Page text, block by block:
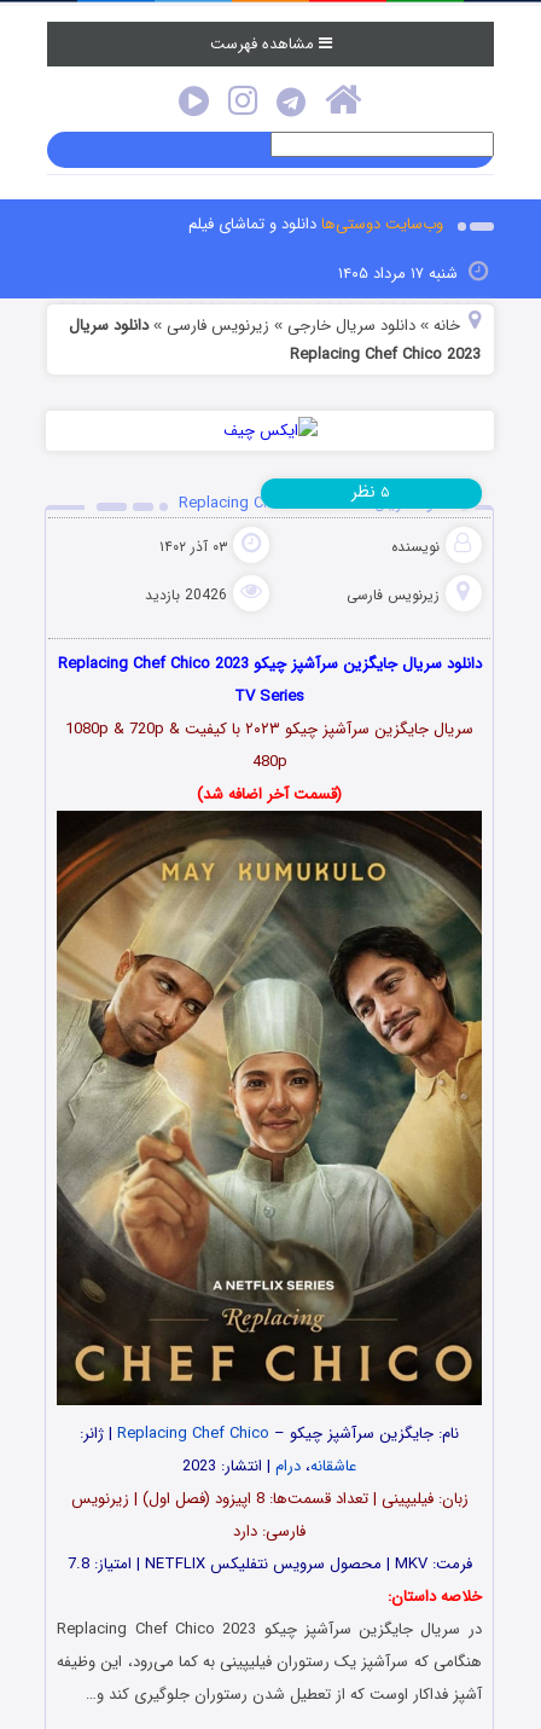
مشاهده فهرست
وب‌سایت دوستی‌هادانلود و تماشای فیلم
شنبه ۱۷ مرداد ۱۴۰۵
خانه »دانلود سریال خارجی » زیرنویس فارسی »دانلود سریال
Replacing Chef Chico 2023
دانلود سریال Replacing Chef Chico 2023
نویسنده ۰۳ آذر ۱۴۰۲
زیرنویس فارسی 20426 بازدید
۵ نظر
دانلود سریال جایگزین سرآشپز چیکو Replacing Chef Chico 2023
TV Series
سریال جایگزین سرآشپز چیکو ۲۰۲۳ با کیفیت 1080p & 720p &
480p
(قسمت آخر اضافه شد)
نام: جایگزین سرآشپز چیکو – Replacing Chef Chico | ژانر:
عاشقانه، درام | انتشار: 2023
زبان: فیلیپینی | تعداد قسمت‌‌‌‌ها: 8 اپیزود (فصل اول) | زیرنویس
فارسی: دارد
فرمت: MKV | محصول سرویس نتفلیکس NETFLIX | امتیاز: 7.8
خلاصه داستان:
در سریال جایگزین سرآشپز چیکو Replacing Chef Chico 2023
هنگامی که سرآشپز یک رستوران فیلیپینی به کما می‌رود، این وظیفه
آشپز فداکار اوست که از تعطیل شدن رستوران جلوگیری کند و…